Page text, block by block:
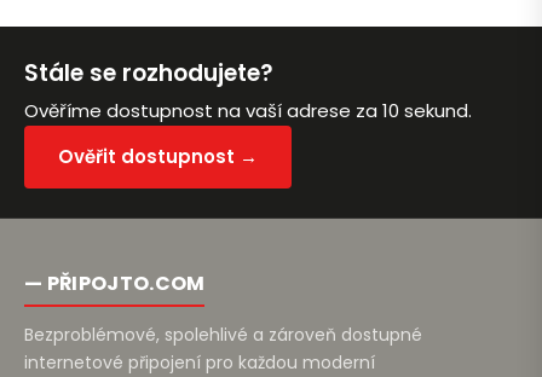
Stále se rozhodujete?
Ověříme dostupnost na vaší adrese za 10 sekund.
Ověřit dostupnost →
— PŘIPOJTO.COM
Bezproblémové, spolehlivé a zároveň dostupné
internetové připojení pro každou moderní